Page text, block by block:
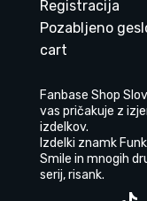
Registracija
Pozabljeno
cart
Fanbase Shop
vas pričakuje z
izdelkov.
Izdelki znamk
Smile in mnogih
serij, risank.